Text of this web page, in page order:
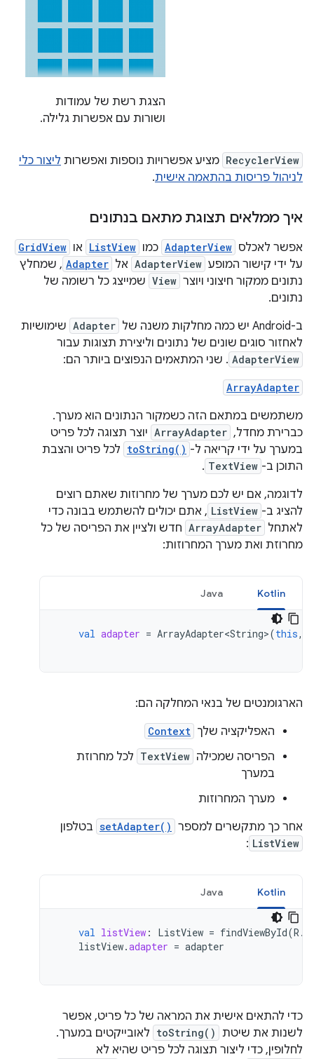
הצגת רשת של עמודות
ושורות עם אפשרות גלילה.
RecyclerView מציע אפשרויות נוספות ואפשרות ליצור כלי
לניהול פריסות בהתאמה אישית.
איך ממלאים תצוגת מתאם בנתונים
אפשר לאכלס AdapterView כמו ListView או GridView
על ידי קישור המופע AdapterView אל Adapter , שמחלץ
נתונים ממקור חיצוני ויוצר View שמייצג כל רשומה של
נתונים.
ב-Android יש כמה מחלקות משנה של
Adapter שימושיות
לאחזור סוגים שונים של נתונים וליצירת תצוגות עבור
AdapterView . שני המתאמים הנפוצים ביותר הם:
ArrayAdapter
משתמשים במתאם הזה כשמקור הנתונים הוא מערך.
כברירת מחדל, ‫ ArrayAdapter יוצר תצוגה לכל פריט
במערך על ידי קריאה ל- toString() לכל פריט והצבת
התוכן ב- TextView
.
לדוגמה, אם יש לכם מערך של מחרוזות שאתם רוצים
להציג ב- ListView , אתם יכולים להשתמש בבונה כדי
לאתחל ArrayAdapter חדש ולציין את הפריסה של כל
מחרוזת ואת מערך המחרוזות:
Kotlin
Java
val adapter = ArrayAdapter<String>(this,
הארגומנטים של בנאי המחלקה הם:
האפליקציה שלך Context
הפריסה שמכילה TextView לכל מחרוזת
במערך
מערך המחרוזות
אחר כך מתקשרים למספר setAdapter() בטלפון
ListView
:
Kotlin
Java
val listView : ListView = findViewById(R .
listView.adapter = adapter
כדי להתאים אישית את המראה של כל פריט, אפשר
לשנות את שיטת toString() לאובייקטים במערך.
לחלופין, כדי ליצור תצוגה לכל פריט שהיא לא